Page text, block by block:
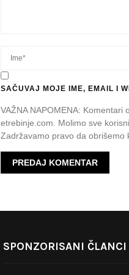
SAČUVAJ MOJE IME, EMAIL I
VAŽNA NAPOMENA:
etrebinje.com. Molimo sve
Zadržavamo pravo da obrišemo
SPONZORISANI ČLANCI